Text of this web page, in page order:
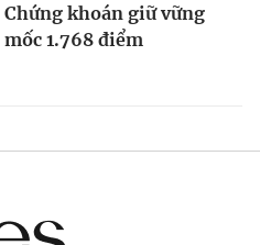
Chứng khoán giữ vững
mốc 1.768 điểm